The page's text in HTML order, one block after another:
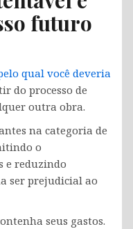
futuro
qual você deveria
do processo de
outra obra.
na categoria de
o
e reduzindo
ser prejudicial ao
seus gastos.